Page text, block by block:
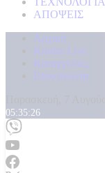
ΑΠΟΨΕΙΣ
Αρχική
Kontra Live
Καταγγελίες
Επικοινωνία
05:35:27